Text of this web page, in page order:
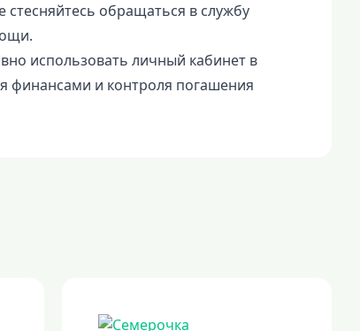
обращаться в службу
использовать личный кабинет в
финансами и контроля погашения